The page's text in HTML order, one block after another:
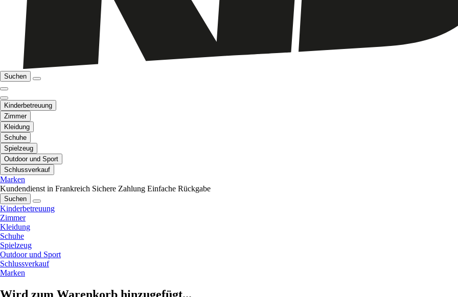
Suchen
Kinderbetreuung
Zimmer
Kleidung
Schuhe
Spielzeug
Outdoor und Sport
Schlussverkauf
Marken
Kundendienst in Frankreich Sichere Zahlung Einfache Rückgabe
Suchen
Kinderbetreuung
Zimmer
Kleidung
Schuhe
Spielzeug
Outdoor und Sport
Schlussverkauf
Marken
Wird zum Warenkorb hinzugefügt...